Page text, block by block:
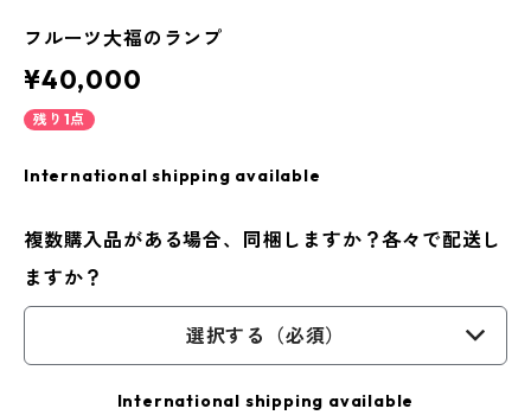
フルーツ大福のランプ
¥40,000
残り1点
International shipping available
複数購入品がある場合、同梱しますか？各々で配送し
ますか？
選択する（必須）
International shipping available